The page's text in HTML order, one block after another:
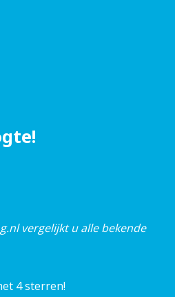
vergelijkt u alle bekende
4 sterren!